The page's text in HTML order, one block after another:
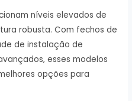
níveis elevados de
robusta. Com fechos de
de instalação de
esses modelos
opções para